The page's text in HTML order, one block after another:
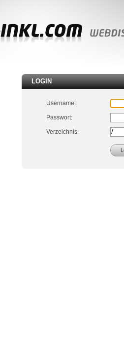
LOGIN
Username:
Passwort:
Verzeichnis: